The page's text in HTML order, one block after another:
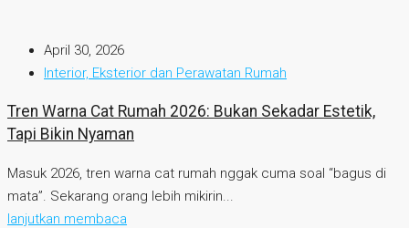
April 30, 2026
Interior, Eksterior dan Perawatan Rumah
Tren Warna Cat Rumah 2026: Bukan Sekadar Estetik,
Tapi Bikin Nyaman
Masuk 2026, tren warna cat rumah nggak cuma soal “bagus di
mata”. Sekarang orang lebih mikirin...
lanjutkan membaca